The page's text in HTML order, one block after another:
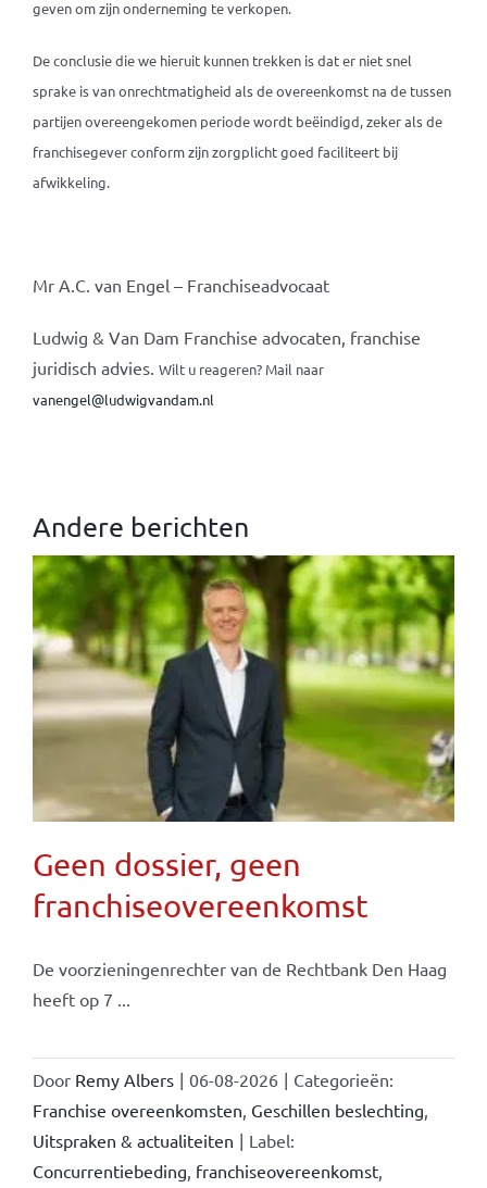
geven om zijn onderneming te verkopen.
De conclusie die we hieruit kunnen trekken is dat er niet snel
sprake is van onrechtmatigheid als de overeenkomst na de tussen
partijen overeengekomen periode wordt beëindigd, zeker als de
franchisegever conform zijn zorgplicht goed faciliteert bij
afwikkeling.
Mr A.C. van Engel – Franchiseadvocaat
Ludwig & Van Dam Franchise advocaten, franchise
juridisch advies. Wilt u reageren? Mail naar
vanengel@ludwigvandam.nl
Andere berichten
Geen dossier, geen
franchiseovereenkomst
De voorzieningenrechter van de Rechtbank Den Haag
heeft op 7 ...
Door Remy Albers | 06-08-2026 | Categorieën:
Franchise overeenkomsten Geschillen beslechting
Uitspraken & actualiteiten | Label:
Concurrentiebeding franchiseovereenkomst,